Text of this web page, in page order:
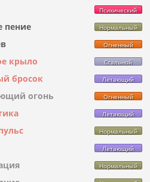
Психический
пение Нормальный
Огненный
крыло Стальной
бросок Летающий
огонь Огненный
Летающий
Нормальный
Летающий
Нормальный